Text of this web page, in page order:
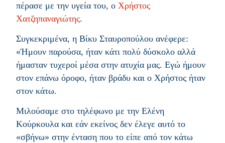
πέρασε με την υγεία του, ο Χρήστος
Χατζηπαναγιώτης.
Συγκεκριμένα, η Βίκυ Σταυροπούλου ανέφερε:
«Ήμουν παρούσα, ήταν κάτι πολύ δύσκολο αλλά
ήμασταν τυχεροί μέσα στην ατυχία μας. Εγώ ήμουν
στον επάνω όροφο, ήταν βράδυ και ο Χρήστος ήταν
στον κάτω.
Μιλούσαμε στο τηλέφωνο με την Ελένη
Κούρκουλα και εάν εκείνος δεν έλεγε αυτό το
«σβήνω» στην ένταση που το είπε από τον κάτω